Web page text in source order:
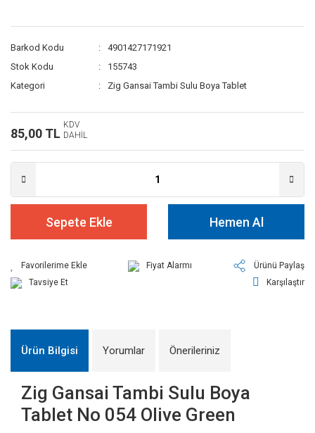
Barkod Kodu
4901427171921
Stok Kodu
155743
Kategori
Zig Gansai Tambi Sulu Boya Tablet
85,00 TL
KDV
DAHİL
Sepete Ekle Hemen Al
Fiyat Alarmı
Ürünü Paylaş
Tavsiye Et
Karşılaştır
Ürün Bilgisi Yorumlar Önerileriniz
Zig Gansai Tambi Sulu Boya
Tablet No 054 Olive Green